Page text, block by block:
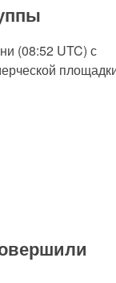
(08:52 UTC) с